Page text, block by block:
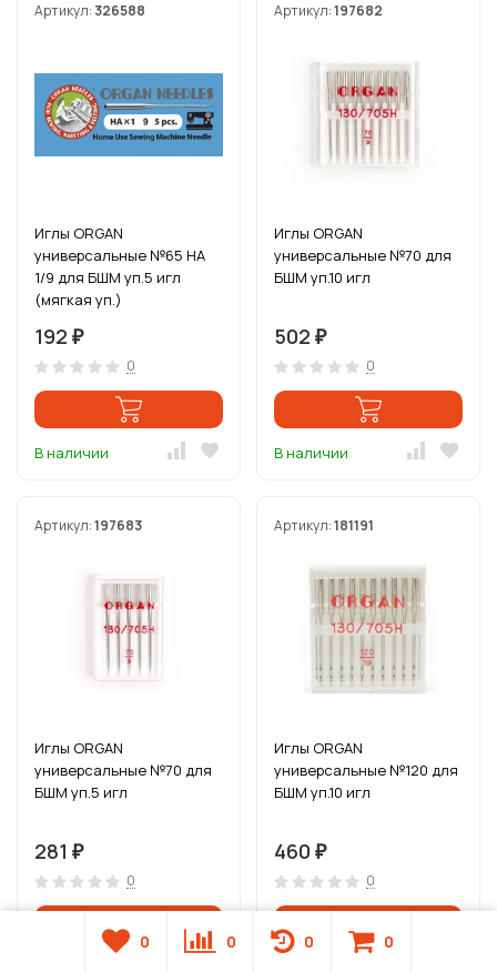
Артикул: 326588
Иглы ORGAN
универсальные №65 HA
1/9 для БШМ уп.5 игл
(мягкая уп.)
192 ₽
0
В наличии
Артикул:197682
Иглы ORGAN
универсальные №70 для
БШМ уп.10 игл
502 ₽
0
В наличии
Артикул:197683
Иглы ORGAN
универсальные №70 для
БШМ уп.5 игл
281 ₽
0
Артикул:181191
Иглы ORGAN
универсальные №120 для
БШМ уп.10 игл
460 ₽
0
0 0 0 0